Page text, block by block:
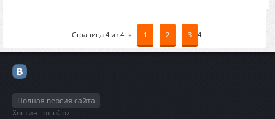
Страница 4 из 4 « 1 2 3 4
Полная версия сайта
Хостинг от uCoz